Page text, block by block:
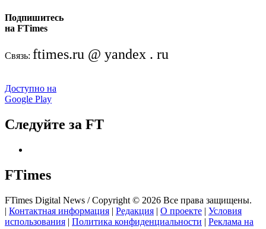
Подпишитесь
на FTimes
Связь: ftimes.ru @ yandex . ru
Доступно на
Google Play
Следуйте за FT
FTimes
FTimes Digital News / Copyright © 2026 Все права защищены.
| Контактная информация | Редакция | О проекте | Условия
использования | Политика конфиденциальности | Реклама на